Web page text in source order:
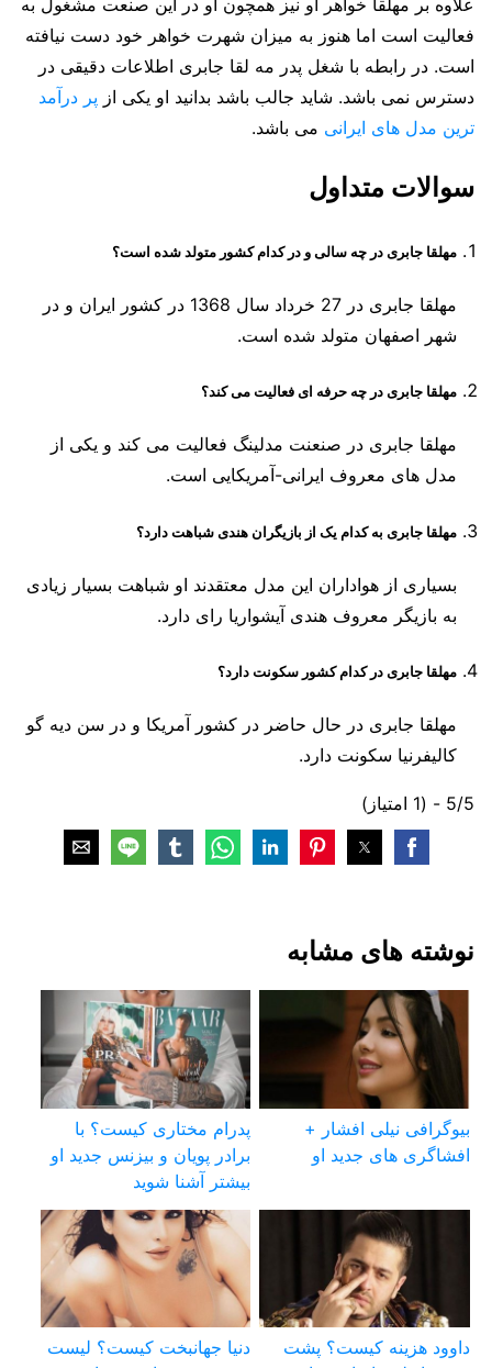
فعالیت است اما هنوز به میزان شهرت خواهر خود دست نیافته
است. در رابطه با شغل پدر مه لقا جابری اطلاعات دقیقی در
دسترس نمی باشد. شاید جالب باشد بدانید او یکی از پر درآمد
ترین مدل های ایرانی می باشد.
سوالات متداول
مهلقا جابری در چه سالی و در کدام کشور متولد شده است؟
مهلقا جابری در 27 خرداد سال 1368 در کشور ایران و در
شهر اصفهان متولد شده است.
مهلقا جابری در چه حرفه ای فعالیت می کند؟
مهلقا جابری در صنعنت مدلینگ فعالیت می کند و یکی از
مدل های معروف ایرانی-آمریکایی است.
مهلقا جابری به کدام یک از بازیگران هندی شباهت دارد؟
بسیاری از هواداران این مدل معتقدند او شباهت بسیار زیادی
به بازیگر معروف هندی آیشواریا رای دارد.
مهلقا جابری در کدام کشور سکونت دارد؟
مهلقا جابری در حال حاضر در کشور آمریکا و در سن دیه گو
کالیفرنیا سکونت دارد.
5/5 - (1 امتیاز)
نوشته های مشابه
بیوگرافی نیلی افشار +
افشاگری های جدید او
پدرام مختاری کیست؟ با
برادر پویان و بیزنس جدید او
بیشتر آشنا شوید
داوود هزینه کیست؟ پشت
دنیا جهانبخت کیست؟ لیست